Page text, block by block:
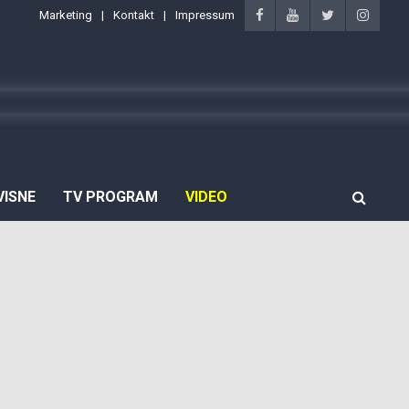
Marketing Kontakt Impressum
TV PROGRAM VIDEO